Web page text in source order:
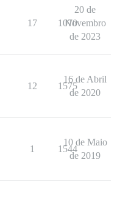
17 1070
20 de
Novembro
de 2023
12 1575
16 de Abril
de 2020
1 1544
10 de Maio
de 2019